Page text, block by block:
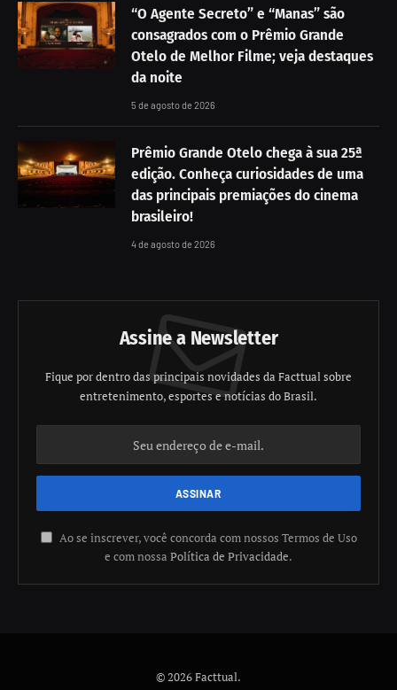
“O Agente Secreto” e “Manas” são
consagrados com o Prêmio Grande
Otelo de Melhor Filme; veja destaques
da noite
5 de agosto de 2026
Prêmio Grande Otelo chega à sua 25ª
edição. Conheça curiosidades de uma
das principais premiações do cinema
brasileiro!
4 de agosto de 2026
Assine a Newsletter
Fique por dentro das principais novidades da Facttual sobre
entretenimento, esportes e notícias do Brasil.
Ao se inscrever, você concorda com nossos Termos de Uso
e com nossa Política de Privacidade.
© 2026 Facttual.